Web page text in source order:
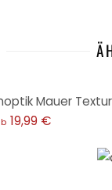
Mauer Textur
19,99 €